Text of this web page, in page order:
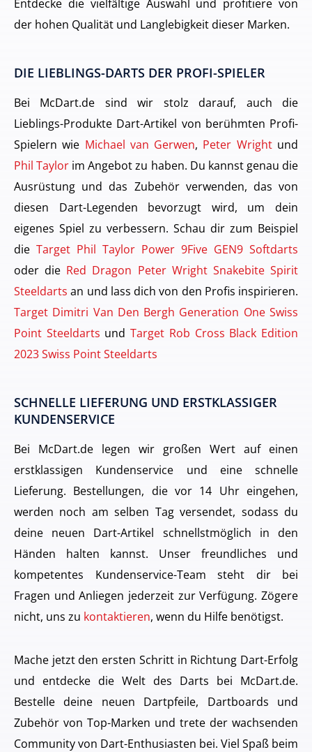
Entdecke die vielfältige Auswahl und profitiere von
der hohen Qualität und Langlebigkeit dieser Marken.
DIE LIEBLINGS-DARTS DER PROFI-SPIELER
Bei McDart.de sind wir stolz darauf, auch die
Lieblings-Produkte Dart-Artikel von berühmten Profi-
Spielern wie Michael van Gerwen, Peter Wrightund
Phil Taylor im Angebot zu haben. Du kannst genau die
Ausrüstung und das Zubehör verwenden, das von
diesen Dart-Legenden bevorzugt wird, um dein
eigenes Spiel zu verbessern. Schau dir zum Beispiel
die Target Phil Taylor Power 9Five GEN9 Softdarts
oder die Red Dragon Peter Wright Snakebite Spirit
Steeldarts an und lass dich von den Profis inspirieren.
Target Dimitri Van Den Bergh Generation One Swiss
Point Steeldarts undTarget Rob Cross Black Edition
2023 Swiss Point Steeldarts
SCHNELLE LIEFERUNG UND ERSTKLASSIGER
KUNDENSERVICE
Bei McDart.de legen wir großen Wert auf einen
erstklassigen Kundenservice und eine schnelle
Lieferung. Bestellungen, die vor 14 Uhr eingehen,
werden noch am selben Tag versendet, sodass du
deine neuen Dart-Artikel schnellstmöglich in den
Händen halten kannst. Unser freundliches und
kompetentes Kundenservice-Team steht dir bei
Fragen und Anliegen jederzeit zur Verfügung. Zögere
nicht, uns zu kontaktieren, wenn du Hilfe benötigst.
Mache jetzt den ersten Schritt in Richtung Dart-Erfolg
und entdecke die Welt des Darts bei McDart.de.
Bestelle deine neuen Dartpfeile, Dartboards und
Zubehör von Top-Marken und trete der wachsenden
Community von Dart-Enthusiasten bei. Viel Spaß beim